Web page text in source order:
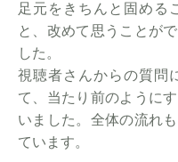
足元をきちんと固める
と、改めて思うことが
した。
視聴者さんからの質問
て、当たり前のように
いました。全体の流れ
ています。